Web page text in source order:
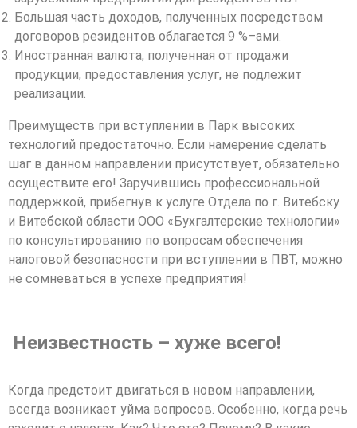
Большая часть доходов, полученных посредством
договоров резидентов облагается 9 %–ами.
Иностранная валюта, полученная от продажи
продукции, предоставления услуг, не подлежит
реализации.
Преимуществ при вступлении в Парк высоких
технологий предостаточно. Если намерение сделать
шаг в данном направлении присутствует, обязательно
осуществите его! Заручившись профессиональной
поддержкой, прибегнув к услуге Отдела по г. Витебску
и Витебской области ООО «Бухгалтерские технологии»
по консультированию по вопросам обеспечения
налоговой безопасности при вступлении в ПВТ, можно
не сомневаться в успехе предприятия!
Неизвестность – хуже всего!
Когда предстоит двигаться в новом направлении,
всегда возникает уйма вопросов. Особенно, когда речь